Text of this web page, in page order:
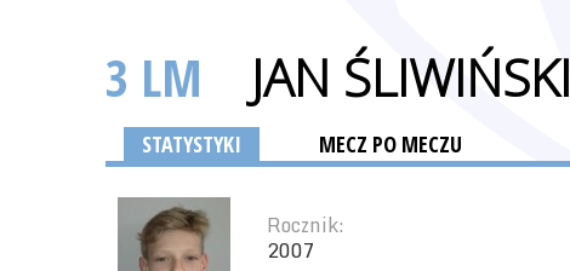
3 LM JAN ŚLIWIŃSKI
STATYSTYKI MECZ PO MECZU
Rocznik:
2007